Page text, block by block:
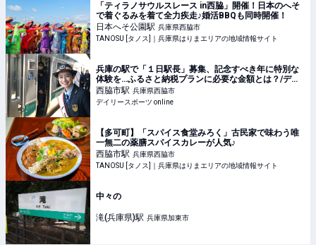
「ティラノサウルスレース in西脇」開催！日本のへそ
で着ぐるみを着て全力疾走♪婚活BBQも同時開催！
日本へそ公園駅 兵庫県西脇市
TANOSU [タノス]｜兵庫県はりまエリアの地域情報サイト
兵庫の駅で「１日駅長」募集、記念すべき年に特別な
体験を…ふるさと納税プランに必要な金額とは？/デイ
リースポーツ online
西脇市駅 兵庫県西脇市
デイリースポーツ online
【多可町】「スパイス食堂みろく」古民家で味わう唯
一無二の薬膳スパイスカレーが人気♪
西脇市駅 兵庫県西脇市
TANOSU [タノス]｜兵庫県はりまエリアの地域情報サイト
中々の
滝(兵庫県)駅 兵庫県加東市